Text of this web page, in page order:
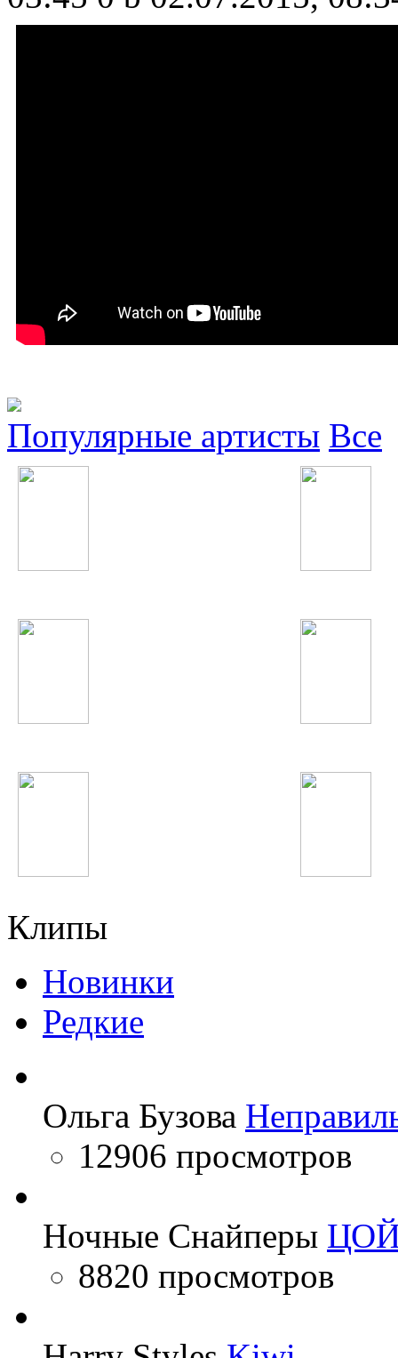
Популярные артисты Все
Клипы
Новинки
Редкие
Ольга Бузова
12906 просмотров
Ночные Снайперы
8820 просмотров